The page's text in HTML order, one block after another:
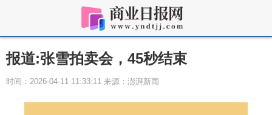
报道:张雪拍卖会，45秒结束
时间：2026-04-11 11:33:11 来源：澎湃新闻